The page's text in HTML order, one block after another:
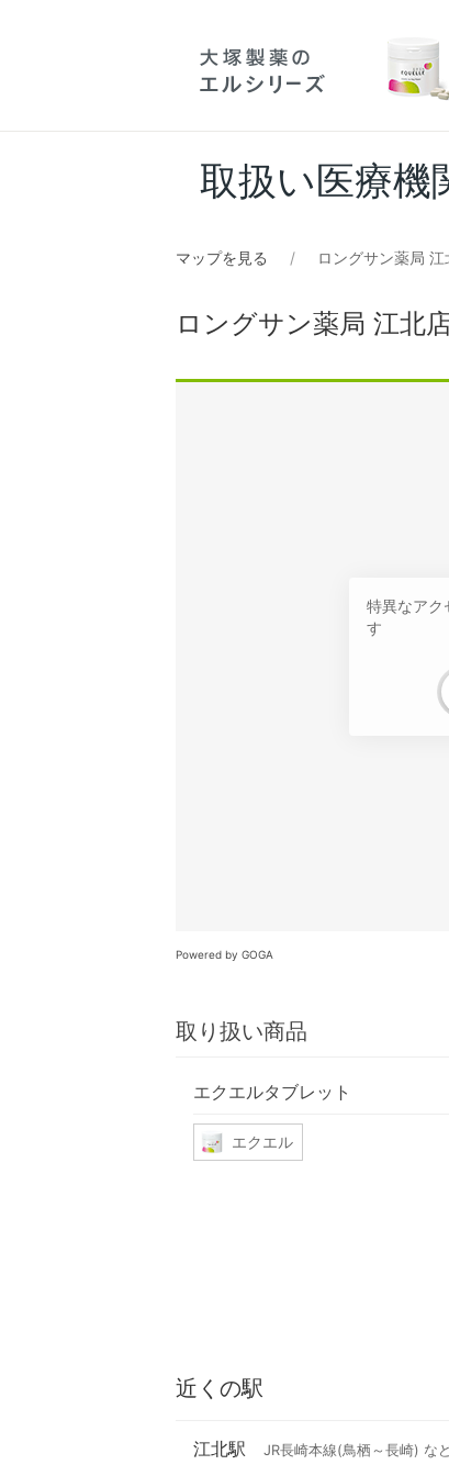
取扱い医療機
マップを見る ロングサン薬局 江
ロングサン薬局 江北
特異なアク
す
Powered by GOGA
取り扱い商品
エクエルタブレット
エクエル
近くの駅
江北駅 JR長崎本線(鳥栖～長崎) な